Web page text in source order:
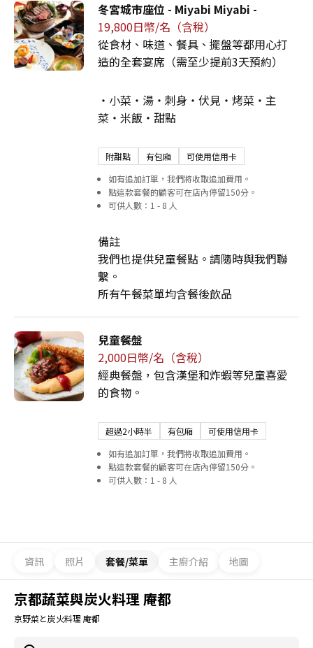
冬宮城市座位 - Miyabi Miyabi -
19,800日幣/名（含稅）
從食材、味道、餐具、擺盤等都用心打
造的全套宴席（需至少提前3天預約）
・小菜・湯・刺身・伏見・烤菜・主
菜・米飯・甜點
附甜點 有包廂
可使用信用卡
如有追加訂單，我們將收取追加費用。
點這款套餐的顧客可在店內停留150分。
可供人數：1 - 8 人
備註
我們也提供兒童餐點。請隨時與我們聯
繫。
所有午餐菜單均含餐後飲品
兒童餐盤
2,000日幣/名（含稅）
經典餐盤，包含漢堡和炸蝦等兒童喜愛
的食物。
超過2小時半 有包廂
可使用信用卡
如有追加訂單，我們將收取追加費用。
點這款套餐的顧客可在店內停留150分。
可供人數：1 - 8 人
資訊 照片 套餐/菜單 主廚介紹 地圖
京都蔬菜與炭火料理 庵都
京野菜と炭火料理 庵都